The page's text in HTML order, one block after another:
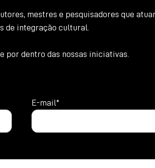
mestres e pesquisadores que
de integração cultural.
por dentro das nossas iniciativas.
E-mail*